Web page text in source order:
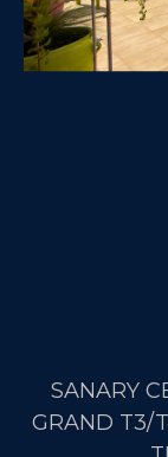
SANARY
GRAND T3/